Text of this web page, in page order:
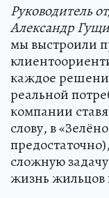
Руководитель
Александр
мы выстроили
каждое
реальной
компании
слову, в
сложную
жизнь